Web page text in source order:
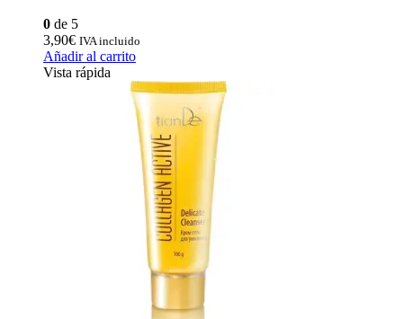
0 de 5
3,90€ IVA incluido
Añadir al carrito
Vista rápida